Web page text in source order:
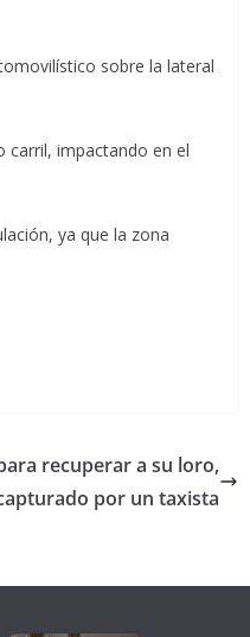
sobre la lateral
carril, impactando en el
ya que la zona
recuperar a su loro,
por un taxista
Pongamos
de moda;